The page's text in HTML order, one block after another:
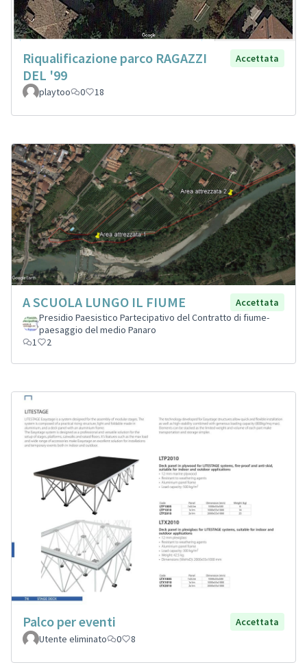
Riqualificazione parco RAGAZZI
DEL '99
Accettata
playtoo 0 18
A SCUOLA LUNGO IL FIUME
Accettata
Presidio Paesistico Partecipativo del Contratto di fiume-
paesaggio del medio Panaro
1
2
Palco per eventi
Accettata
Utente eliminato
0 8